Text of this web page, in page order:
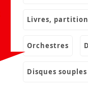
livres,
orchestres
disques